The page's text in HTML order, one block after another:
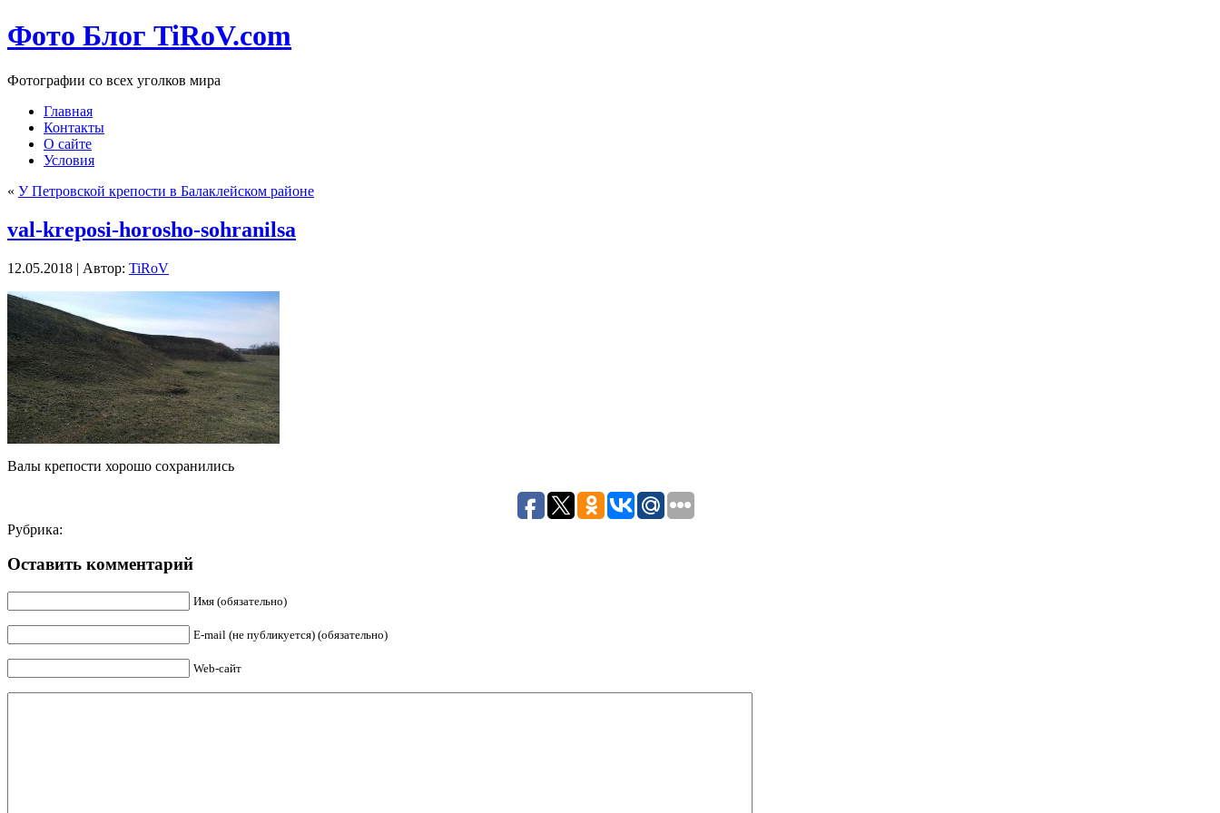
Фото Блог TiRoV.com
Фотографии со всех уголков мира
Главная
Контакты
О сайте
Условия
« У Петровской крепости в Балаклейском районе
val-kreposi-horosho-sohranilsa
12.05.2018 | Автор: TiRoV
Валы крепости хорошо сохранились
Рубрика:
Оставить комментарий
Имя (обязательно)
E-mail (не публикуется) (обязательно)
Web-сайт